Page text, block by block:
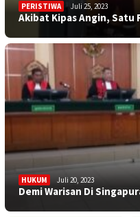
PERISTIWA Juli 25, 2023
Akibat Kipas Angin, Satu
HUKUM Juli 20, 2023
Demi Warisan Di